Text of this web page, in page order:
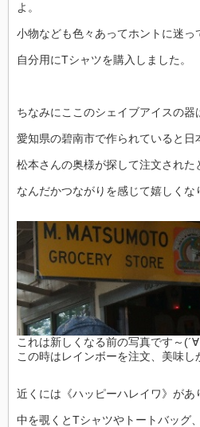
よ。
小物なども色々あってホントに迷っ
自分用にTシャツを購入しました。
ちなみにここのシェイブアイスの器
愛知県の碧南市で作られていると日
松本さんの奥様が探して注文された
なんだかつながりを感じて嬉しくな
これは新しくなる前の写真です～
この時はレインボーを注文、美味し
近くには《ハッピーハレイワ》があ
中を覗くとTシャツやトートバッグ、